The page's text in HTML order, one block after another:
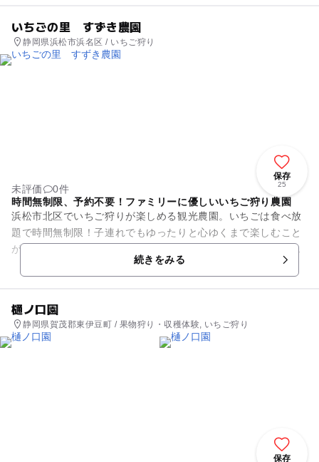
いちごの里 すずき農園
静岡県浜松市浜名区 / いちご狩り
保存
25
未評価
0件
時間無制限、予約不要！ファミリーに優しいいちご狩り農園
浜松市北区でいちご狩りが楽しめる観光農園。いちごは食べ放
題で時間無制限！子連れでもゆったりと心ゆくまで楽しむこと
ができます。また、園内は可能な限りのバリアフリー化をして
いて、ベビーカーや車椅子で...続きをみる
樋ノ口園
静岡県賀茂郡東伊豆町 / 果物狩り・収穫体験, いちご狩り
保存